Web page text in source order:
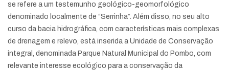
se refere a um testemunho geológico-geomorfológico
denominado localmente de “Serrinha”. Além disso, no seu alto
curso da bacia hidrográfica, com características mais complexas
de drenagem e relevo, está inserida a Unidade de Conservação
integral, denominada Parque Natural Municipal do Pombo, com
relevante interesse ecológico para a conservação da